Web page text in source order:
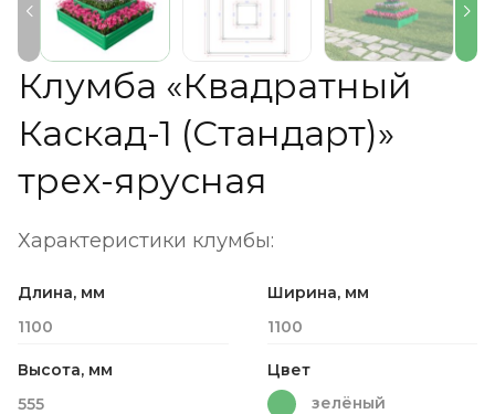
Клумба «Квадратный
Каскад-1 (Стандарт)»
трех-ярусная
Характеристики клумбы:
Длина, мм
1100
Ширина, мм
1100
Высота, мм
555
Цвет
зелёный